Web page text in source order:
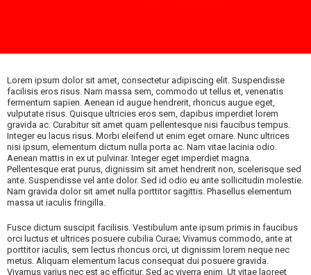
Lorem ipsum dolor sit amet, consectetur adipiscing elit. Suspendisse
facilisis eros risus. Nam massa sem, commodo ut tellus et, venenatis
fermentum sapien. Aenean id augue hendrerit, rhoncus augue eget,
vulputate risus. Quisque ultricies eros sem, dapibus imperdiet lorem
gravida ac. Curabitur sit amet quam pellentesque nisi faucibus tempus.
Integer eu lacus risus. Morbi eleifend ut enim eget ornare. Nunc ultrices
nisi ipsum, elementum dictum nulla porta ac. Nam vitae lacinia odio.
Aenean mattis in ex ut pulvinar. Integer eget imperdiet magna.
Pellentesque erat purus, dignissim sit amet hendrerit non, scelerisque sed
ante. Suspendisse vel ante dolor. Sed id odio eu ante sollicitudin molestie.
Nam gravida dolor sit amet nulla porttitor sagittis. Phasellus elementum
massa ut iaculis fringilla.
Fusce dictum suscipit facilisis. Vestibulum ante ipsum primis in faucibus
orci luctus et ultrices posuere cubilia Curae; Vivamus commodo, ante at
porttitor iaculis, sem lectus rhoncus orci, ut dignissim lorem neque nec
metus. Aliquam elementum lacus consequat dui posuere gravida.
Vivamus varius nec est ac efficitur. Sed ac viverra enim. Ut vitae laoreet